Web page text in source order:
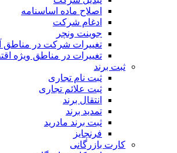
اصلاح ماده اساسنامه
ادغام شرکت
جوینت ونچر
تغییرات شرکت در مناطق
تغییرات در مناطق ویژه
ثبت برند
ثبت نام تجاری
ثبت علائم تجاری
انتقال برند
تمدید برند
ثبت برند مادرید
فرنچایز
کارت بازرگانی